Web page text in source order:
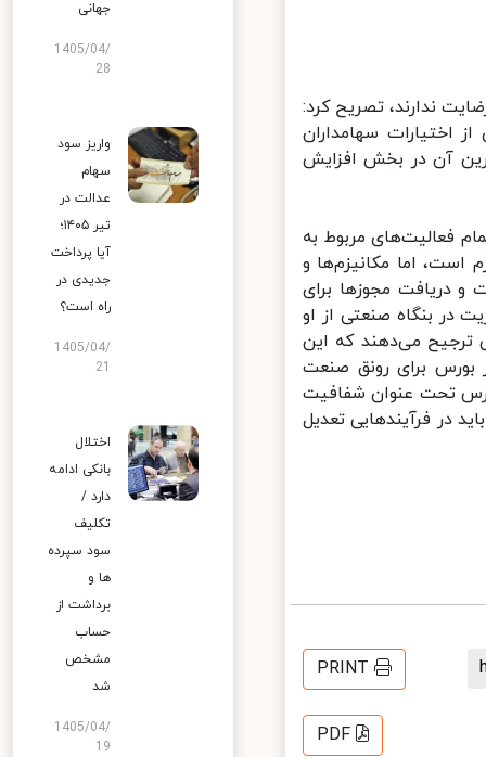
ندارند، تصریح کرد:
سهامداران
آن در بخش افزایش
فعالیت‌های مربوط به
اما مکانیزم‌ها و
دریافت مجوزها برای
بنگاه صنعتی از او
ترجیح می‌دهند که این
برای رونق صنعت
تحت عنوان شفافیت
در فرآیندهایی تعدیل
PRINT
PDF
جهانی
1405/04/
28
واریز سود
سهام
عدالت در
تیر ۱۴۰۵؛
آیا پرداخت
جدیدی در
راه است؟
1405/04/
اختلال
بانکی ادامه
دارد /
تکلیف
سود سپرده
ها و
برداشت از
حساب
مشخص
شد
1405/04/
19